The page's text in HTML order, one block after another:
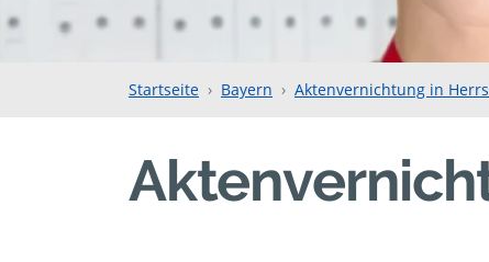
Startseite Bayern Aktenvernichtung in